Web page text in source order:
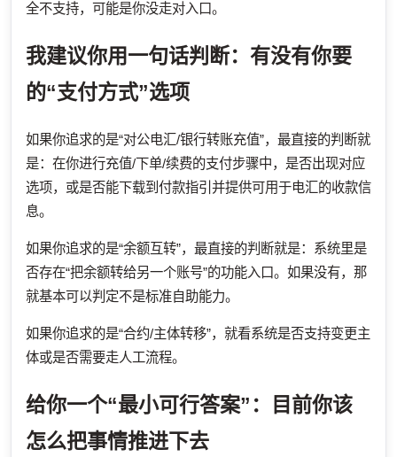
全不支持，可能是你没走对入口。
我建议你用一句话判断：有没有你要
的“支付方式”选项
如果你追求的是“对公电汇/银行转账充值”，最直接的判断就
是：在你进行充值/下单/续费的支付步骤中，是否出现对应
选项，或是否能下载到付款指引并提供可用于电汇的收款信
息。
如果你追求的是“余额互转”，最直接的判断就是：系统里是
否存在“把余额转给另一个账号”的功能入口。如果没有，那
就基本可以判定不是标准自助能力。
如果你追求的是“合约/主体转移”，就看系统是否支持变更主
体或是否需要走人工流程。
给你一个“最小可行答案”：目前你该
怎么把事情推进下去